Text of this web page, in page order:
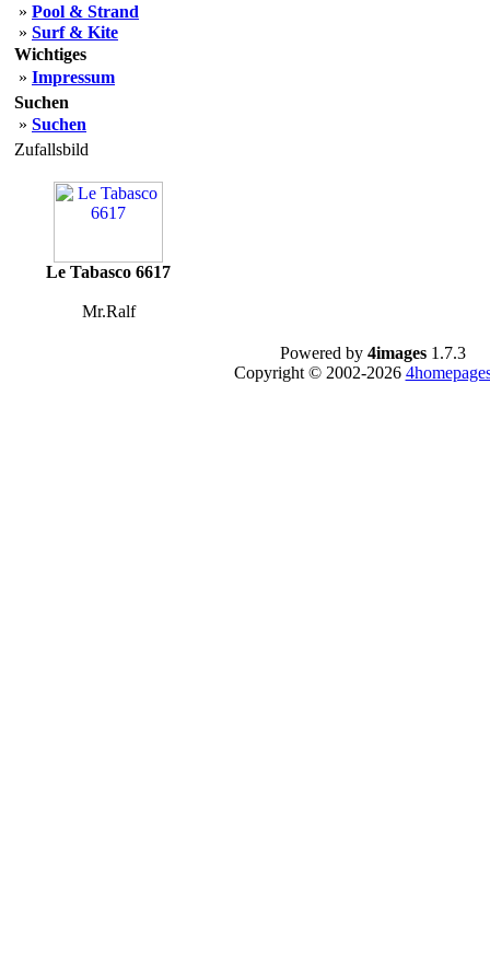
» Pool & Strand
» Surf & Kite
Wichtiges
» Impressum
Suchen
» Suchen
Zufallsbild
Le Tabasco 6617
Mr.Ralf
Powered by 4images 1.7.3
Copyright © 2002-2026